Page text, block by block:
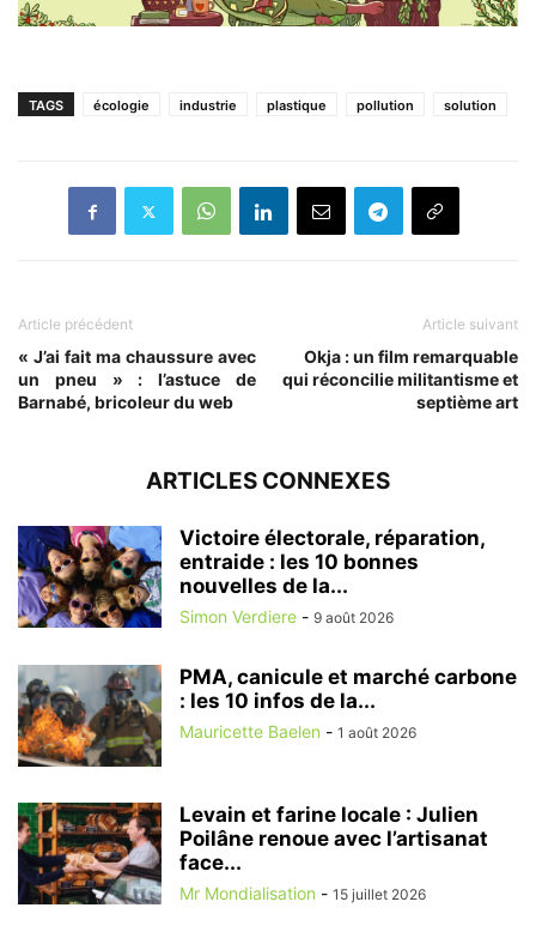
TAGS écologie industrie plastique pollution solution
Article précédent
« J’ai fait ma chaussure avec
un pneu » : l’astuce de
Barnabé, bricoleur du web
Article suivant
Okja : un film remarquable
qui réconcilie militantisme et
septième art
ARTICLES CONNEXES
Victoire électorale, réparation,
entraide : les 10 bonnes
nouvelles de la...
Simon Verdiere - 9 août 2026
PMA, canicule et marché carbone
: les 10 infos de la...
Mauricette Baelen - 1 août 2026
Levain et farine locale : Julien
Poilâne renoue avec l’artisanat
face...
Mr Mondialisation - 15 juillet 2026